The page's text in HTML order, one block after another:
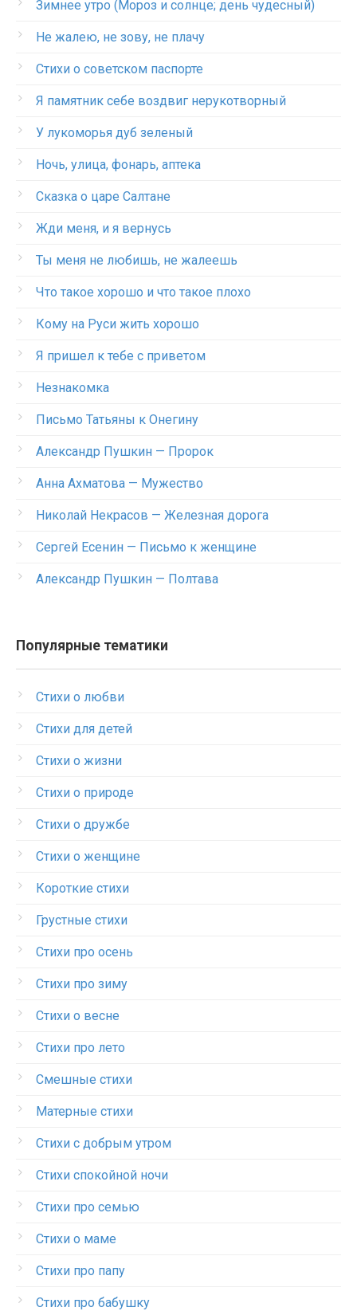
Зимнее утро (Мороз и солнце; день чудесный)
Не жалею, не зову, не плачу
Стихи о советском паспорте
Я памятник себе воздвиг нерукотворный
У лукоморья дуб зеленый
Ночь, улица, фонарь, аптека
Сказка о царе Салтане
Жди меня, и я вернусь
Ты меня не любишь, не жалеешь
Что такое хорошо и что такое плохо
Кому на Руси жить хорошо
Я пришел к тебе с приветом
Незнакомка
Письмо Татьяны к Онегину
Александр Пушкин — Пророк
Анна Ахматова — Мужество
Николай Некрасов — Железная дорога
Сергей Есенин — Письмо к женщине
Александр Пушкин — Полтава
Популярные тематики
Стихи о любви
Стихи для детей
Стихи о жизни
Стихи о природе
Стихи о дружбе
Стихи о женщине
Короткие стихи
Грустные стихи
Стихи про осень
Стихи про зиму
Стихи о весне
Стихи про лето
Смешные стихи
Матерные стихи
Стихи с добрым утром
Стихи спокойной ночи
Стихи про семью
Стихи о маме
Стихи про папу
Стихи про бабушку